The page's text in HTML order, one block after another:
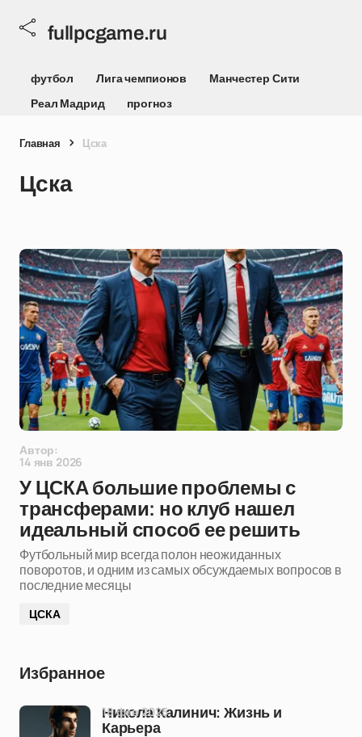
fullpcgame.ru
футбол Лига чемпионов
Манчестер Сити
Реал Мадрид
прогноз
Главная Цска
Цска
Автор:
14 янв 2026
У ЦСКА большие проблемы с
трансферами: но клуб нашел
идеальный способ ее решить
Футбольный мир всегда полон неожиданных
поворотов, и одним из самых обсуждаемых вопросов в
последние месяцы
ЦСКА
Избранное
Никола Калинич: Жизнь и
Карьера
18 фев 2025